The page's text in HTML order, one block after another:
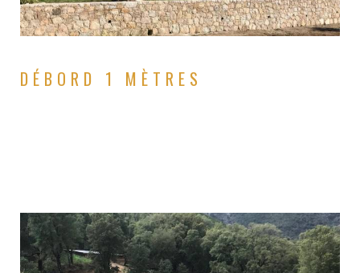
DÉBORD 1 MÈTRES